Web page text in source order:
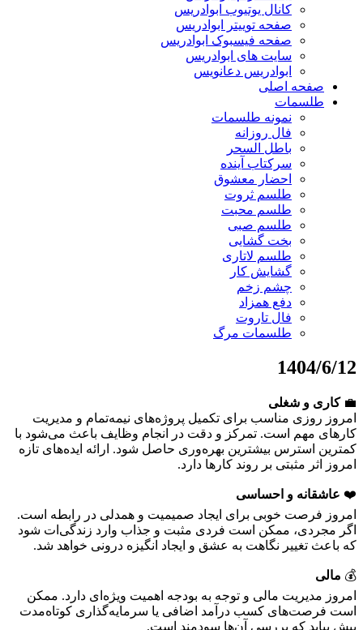
کانال یوتیوب ابوادریس
صفحه توییتر ابوادریس
صفحه فیسبوک ابوادریس
سایت های ابوادریس
ابوادریس دعانویس
صفحه اصلی
طلسمات
نمونه طلسمات
فال روزانه
باطل السحر
سرکتاب آینده
احضار معشوق
طلسم ثروت
طلسم محبت
طلسم صبی
بخت گشایی
طلسم لاتاری
گشایش کار
چشم زخم
دفع همزاد
فال تاروت
طلسمات مرگ
1404/6/12
💼کاری و شغلی
امروز روزی مناسب برای تکمیل پروژه‌های نیمه‌تمام و مدیریت
کارهای مهم است. تمرکز و دقت در انجام وظایف باعث می‌شود با
کمترین استرس بیشترین بهره‌وری حاصل شود. ارائه ایده‌های تازه
امروز اثر مثبتی بر روند کارها دارد.
❤️ عاشقانه و احساسی
امروز فرصت خوبی برای ایجاد صمیمیت و همدلی در رابطه است.
اگر مجردی، ممکن است فردی مثبت و جذاب وارد زندگی‌ات شود
که باعث تغییر نگاهت به عشق و ایجاد انگیزه درونی خواهد شد.
💰 مالی
امروز مدیریت مالی و توجه به بودجه اهمیت ویژه‌ای دارد. ممکن
است فرصت‌های کسب درآمد اضافی یا سرمایه‌گذاری کوتاه‌مدت
پیش بیاید که بررسی آن‌ها سودمند است.